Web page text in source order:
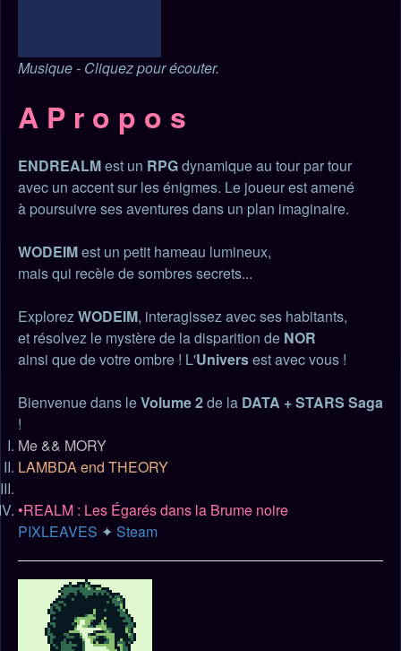
Musique - Cliquez pour écouter.
A P r o p o s
ENDREALMest un RPGdynamique au tour par tour
avec un accent sur les énigmes. Le joueur est amené
à poursuivre ses aventures dans un plan imaginaire.
WODEIMest un petit hameau lumineux,
mais qui recèle de sombres secrets...
ExplorezWODEIM, interagissez avec ses habitants,
et résolvez le mystère de la disparition de NOR
ainsi que de votre ombre ! L'Universest avec vous !
Bienvenue dans leVolume 2de la DATA + STARS Saga
!
Me && MORY
LAMBDA end THEORY
•REALM : Les Égarés dans la Brume noire
PIXLEAVES ✦ Steam